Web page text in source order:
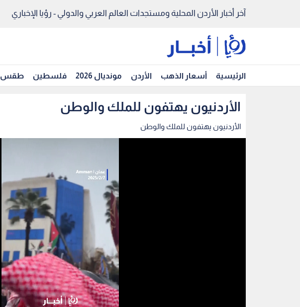
آخر أخبار الأردن المحلية ومستجدات العالم العربي والدولي - رؤيا الإخباري
الرئيسية أسعار الذهب الأردن مونديال 2026 فلسطين طقس
الأردنيون يهتفون للملك والوطن
الأردنيون يهتفون للملك والوطن